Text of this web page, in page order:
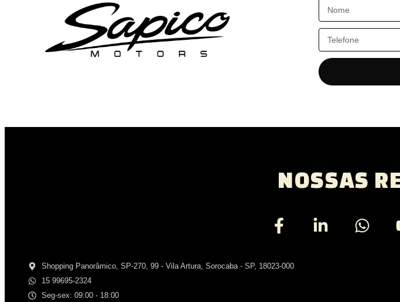
NOSSAS
Shopping Panorâmico, SP-270, 99 - Vila Artura, Sorocaba - SP, 18023-000
15 99695-2324
Seg-sex: 09:00 - 18:00